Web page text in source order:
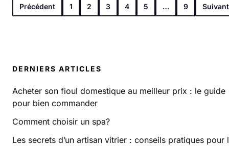
DERNIERS ARTICLES
Acheter son fioul domestique au meilleur prix : le guide
pour bien commander
Comment choisir un spa?
Les secrets d’un artisan vitrier : conseils pratiques pour
Précédent 1 2 3 4 5 … 9 Suivant